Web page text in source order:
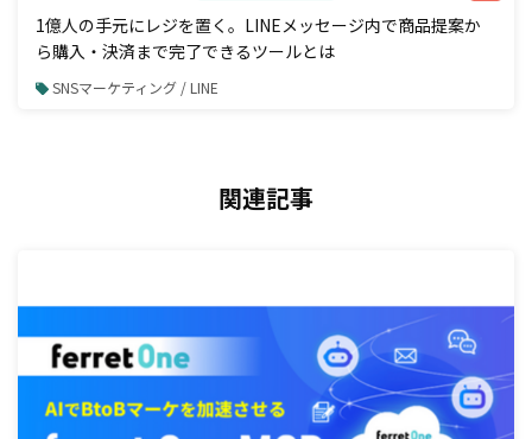
1億人の手元にレジを置く。LINEメッセージ内で商品提案か
ら購入・決済まで完了できるツールとは
SNSマーケティング / LINE
関連記事